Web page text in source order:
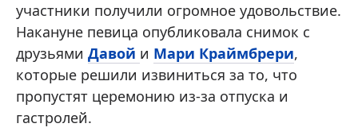
участники получили огромное удовольствие.
Накануне певица опубликовала снимок с
друзьями Давой и Мари Краймбрери,
которые решили извиниться за то, что
пропустят церемонию из-за отпуска и
гастролей.